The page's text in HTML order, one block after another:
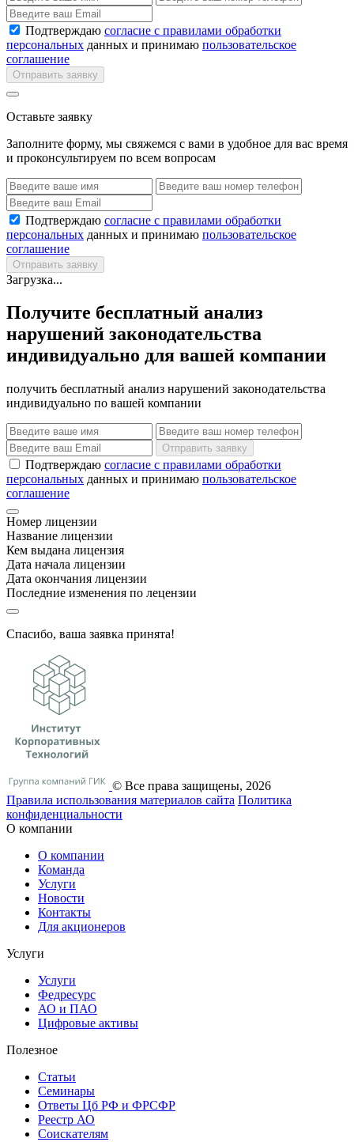
Подтверждаю согласие с правилами обработки
персональных данных и принимаю пользовательское
соглашение
Отправить заявку
Оставьте заявку
Заполните форму, мы свяжемся с вами в удобное для вас время
и проконсультируем по всем вопросам
Подтверждаю согласие с правилами обработки
персональных данных и принимаю пользовательское
соглашение
Отправить заявку
Загрузка...
Получите бесплатный анализ
нарушений законодательства
индивидуально для вашей компании
получить бесплатный анализ нарушений законодательства
индивидуально по вашей компании
Отправить заявку
Подтверждаю согласие с правилами обработки
персональных данных и принимаю пользовательское
соглашение
Номер лицензии
Название лицензии
Кем выдана лицензия
Дата начала лицензии
Дата окончания лицензии
Последние изменения по лецензии
Спасибо, ваша заявка принята!
© Все права защищены, 2026
Правила использования материалов сайта Политика
конфиденциальности
О компании
О компании
Команда
Услуги
Новости
Контакты
Для акционеров
Услуги
Услуги
Федресурс
АО и ПАО
Цифровые активы
Полезное
Статьи
Cеминары
Ответы Цб РФ и ФРСФР
Реестр АО
Соискателям